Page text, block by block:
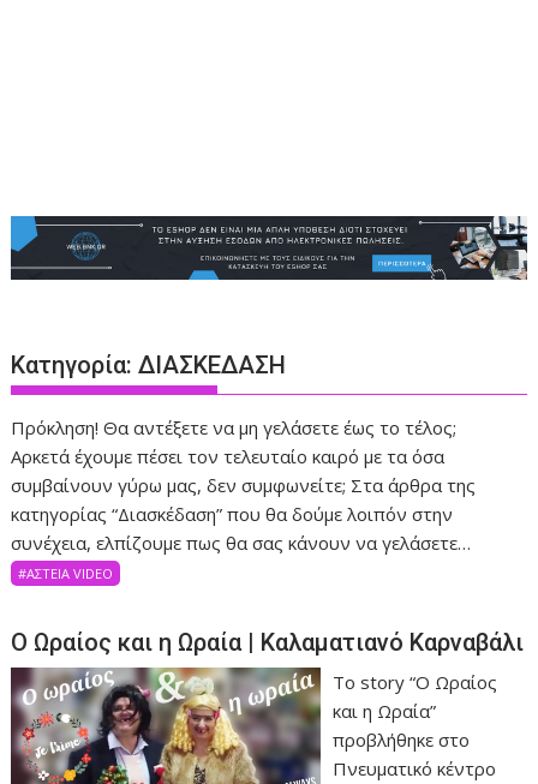
Κατηγορία:ΔΙΑΣΚΕΔΑΣΗ
Πρόκληση! Θα αντέξετε να μη γελάσετε έως το τέλος;
Αρκετά έχουμε πέσει τον τελευταίο καιρό με τα όσα
συμβαίνουν γύρω μας, δεν συμφωνείτε; Στα άρθρα της
κατηγορίας “Διασκέδαση” που θα δούμε λοιπόν στην
συνέχεια, ελπίζουμε πως θα σας κάνουν να γελάσετε…
#ΑΣΤΕΊΑ VIDEO
Ο Ωραίος και η Ωραία | Καλαματιανό Καρναβάλι
Το story “Ο Ωραίος
και η Ωραία”
προβλήθηκε στο
Πνευματικό κέντρο